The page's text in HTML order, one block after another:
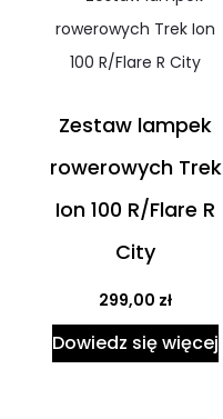
Zestaw lampek
rowerowych Trek
Ion 100 R/Flare R
City
299,00 zł
Dowiedz się więcej